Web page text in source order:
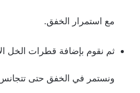
مع استمرار الخفق.
ثم نقوم بإضافة قطرات الخل
ونستمر في الخفق حتى